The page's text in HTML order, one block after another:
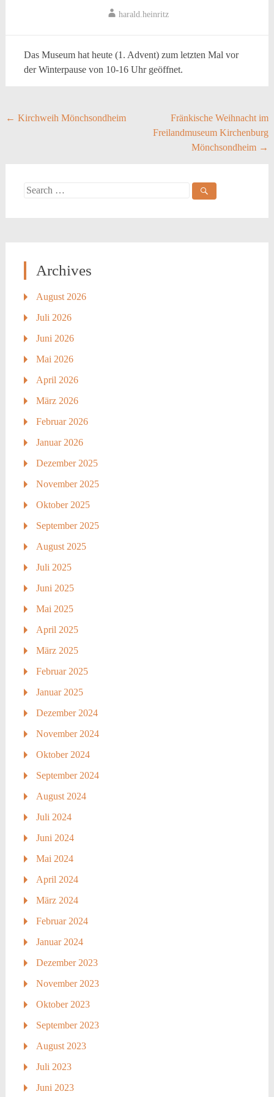
harald.heinritz
Das Museum hat heute (1. Advent) zum letzten Mal vor
der Winterpause von 10-16 Uhr geöffnet.
Post
← Kirchweih Mönchsondheim
Fränkische Weihnacht im
Freilandmuseum Kirchenburg
Mönchsondheim →
Search
Archives
August 2026
Juli 2026
Juni 2026
Mai 2026
April 2026
März 2026
Februar 2026
Januar 2026
Dezember 2025
November 2025
Oktober 2025
September 2025
August 2025
Juli 2025
Juni 2025
Mai 2025
April 2025
März 2025
Februar 2025
Januar 2025
Dezember 2024
November 2024
Oktober 2024
September 2024
August 2024
Juli 2024
Juni 2024
Mai 2024
April 2024
März 2024
Februar 2024
Januar 2024
Dezember 2023
November 2023
Oktober 2023
September 2023
August 2023
Juli 2023
Juni 2023